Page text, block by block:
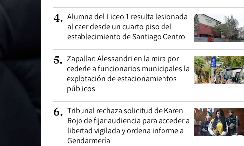
4. Alumna del Liceo 1 resulta lesionada
al caer desde un cuarto piso del
establecimiento de Santiago Centro
5. Zapallar: Alessandri en la mira por
cederle a funcionarios municipales la
explotación de estacionamientos
públicos
6. Tribunal rechaza solicitud de Karen
Rojo de fijar audiencia para acceder a
libertad vigilada y ordena informe a
Gendarmería